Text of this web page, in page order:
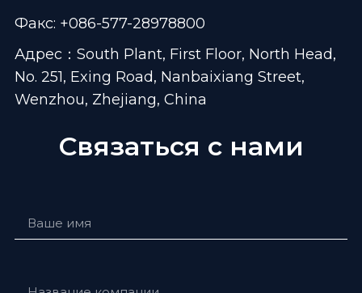
Факс: +086-577-28978800
Адрес：South Plant, First Floor, North Head,
No. 251, Exing Road, Nanbaixiang Street,
Wenzhou, Zhejiang, China
Связаться с нами